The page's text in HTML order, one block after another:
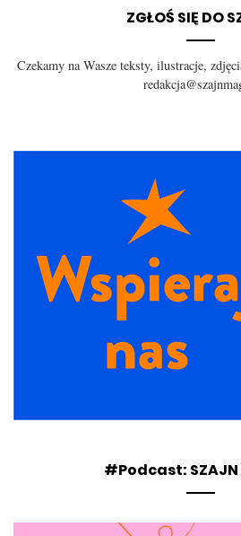
ZGŁOŚ SIĘ DO
Czekamy na Wasze teksty, ilustracje,
#Podcast: SZAJN